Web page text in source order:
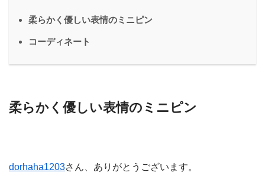
柔らかく優しい表情のミニピン
コーディネート
柔らかく優しい表情のミニピン
dorhaha1203さん、ありがとうございます。